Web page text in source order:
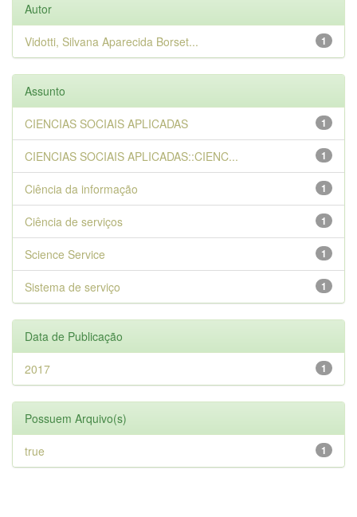
Autor
1
Vidotti, Silvana Aparecida Borset...
Assunto
1
CIENCIAS SOCIAIS APLICADAS
1
CIENCIAS SOCIAIS APLICADAS::CIENC...
1
Ciência da informação
1
Ciência de serviços
1
Science Service
1
Sistema de serviço
Data de Publicação
1
2017
Possuem Arquivo(s)
1
true